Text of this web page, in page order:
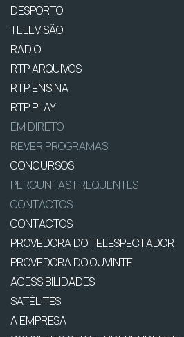
DESPORTO
TELEVISÃO
RÁDIO
RTP ARQUIVOS
RTP ENSINA
RTP PLAY
EM DIRETO
REVER PROGRAMAS
CONCURSOS
PERGUNTAS FREQUENTES
CONTACTOS
CONTACTOS
PROVEDORA DO TELESPECTADOR
PROVEDORA DO OUVINTE
ACESSIBILIDADES
SATÉLITES
A EMPRESA